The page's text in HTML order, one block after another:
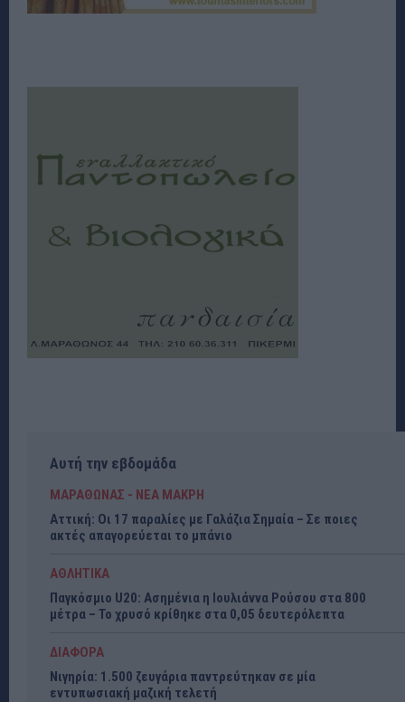
Αυτή την εβδομάδα
ΜΑΡΑΘΩΝΑΣ - ΝΕΑ ΜΑΚΡΗ
Αττική: Οι 17 παραλίες με Γαλάζια Σημαία – Σε ποιες
ακτές απαγορεύεται το μπάνιο
ΑΘΛΗΤΙΚΑ
Παγκόσμιο U20: Ασημένια η Ιουλιάννα Ρούσου στα 800
μέτρα – Το χρυσό κρίθηκε στα 0,05 δευτερόλεπτα
ΔΙΑΦΟΡΑ
Νιγηρία: 1.500 ζευγάρια παντρεύτηκαν σε μία
εντυπωσιακή μαζική τελετή